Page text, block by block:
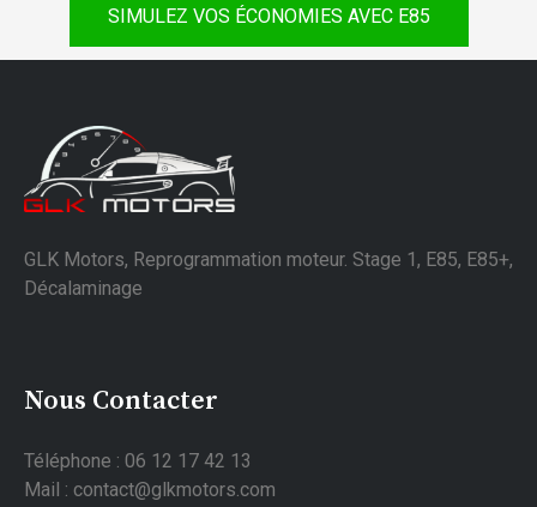
SIMULEZ VOS ÉCONOMIES AVEC E85
GLK Motors, Reprogrammation moteur. Stage 1, E85, E85+,
Décalaminage
Nous Contacter
Téléphone : 06 12 17 42 13
Mail : contact@glkmotors.com